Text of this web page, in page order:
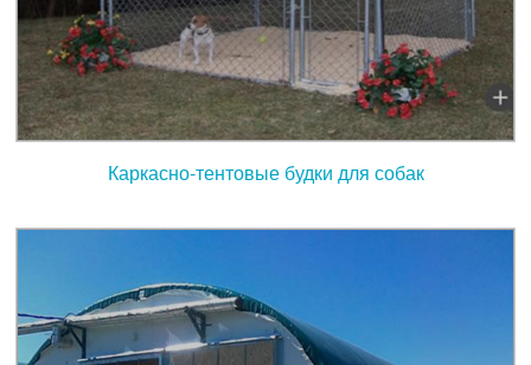
Каркасно-тентовые будки для собак